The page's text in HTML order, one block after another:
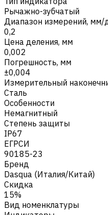
Рычажно-зубчатый
Диапазон измерений,
0,2
Цена деления, мм
0,002
Погрешность, мм
±0,004
Измерительный
Сталь
Особенности
Немагнитный
Степень защиты
IP67
ЕГРСИ
90185-23
Бренд
Dasqua (Италия/Китай)
Скидка
15%
Вид номенклатуры